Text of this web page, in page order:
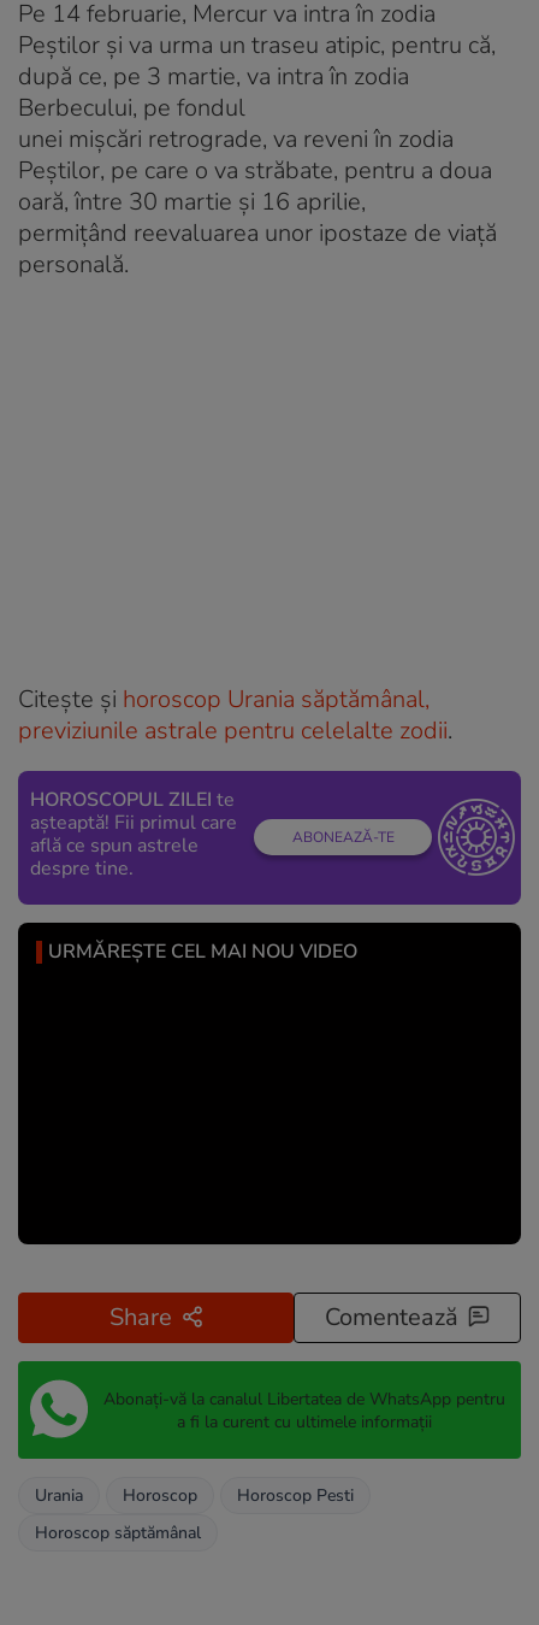
Pe 14 februarie, Mercur va intra în zodia
Peștilor și va urma un traseu atipic, pentru că,
după ce, pe 3 martie, va intra în zodia
Berbecului, pe fondul
unei mișcări retrograde, va reveni în zodia
Peștilor, pe care o va străbate, pentru a doua
oară, între 30 martie și 16 aprilie,
permițând reevaluarea unor ipostaze de viață
personală.
Citește și horoscop Urania săptămânal,
previziunile astrale pentru celelalte zodii.
HOROSCOPUL ZILEI te
așteaptă! Fii primul care
află ce spun astrele
despre tine.
ABONEAZĂ-TE
URMĂREȘTE CEL MAI NOU VIDEO
Share Comentează
Abonați-vă la canalul Libertatea de WhatsApp pentru
a fi la curent cu ultimele informații
Urania Horoscop
Horoscop Pesti
Horoscop săptămânal